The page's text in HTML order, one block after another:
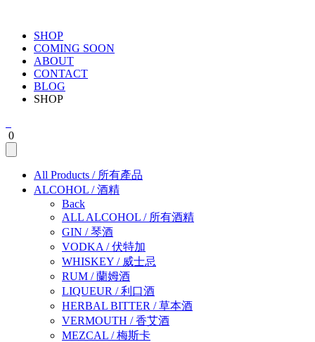
SHOP
COMING SOON
ABOUT
CONTACT
BLOG
SHOP
0
All Products / 所有產品
ALCOHOL /酒精
Back
ALL ALCOHOL / 所有酒精
GIN /琴酒
VODKA /伏特加
WHISKEY / 威士忌
RUM /蘭姆酒
LIQUEUR /利口酒
HERBAL BITTER /草本酒
VERMOUTH /香艾酒
MEZCAL /梅斯卡